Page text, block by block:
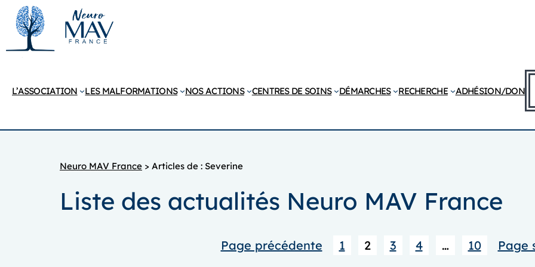
Aller
contenu
L’ASSOCIATION LES MALFORMATIONS NOS ACTIONS CENTRES DE SOINS DÉMARCHES RECHERCHE ADHÉSION/DON
Neuro MAV France > Articles de : Severine
Liste des actualités Neuro MAV France
Page précédente 1 2 3 4 … 10 Page